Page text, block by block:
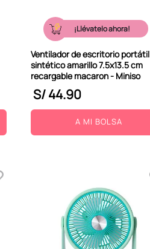
¡Llévatelo ahora!
Ventilador de escritorio portátil
sintético amarillo 7.5x13.5 cm
recargable macaron - Miniso
S/44.90
A MI BOLSA